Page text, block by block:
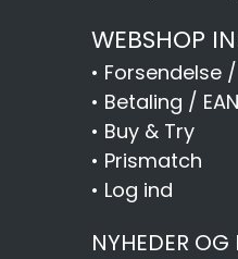
WEBSHOP
• Forsendelse
• Betaling / EAN
• Buy & Try
• Prismatch
• Log ind
NYHEDER OG